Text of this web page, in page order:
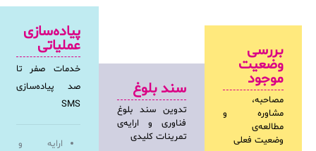
بررسی
وضعیت
موجود
مصاحبه،
مشاوره و
مطالعه‌ی
وضعیت فعلی
سند بلوغ
تدوین سند بلوغ
فناوری و ارایه‌ی
تمرینات کلیدی
پیاده‌سازی
عملیاتی
خدمات صفر تا
صد پیاده‌سازی
SMS
ارایه و